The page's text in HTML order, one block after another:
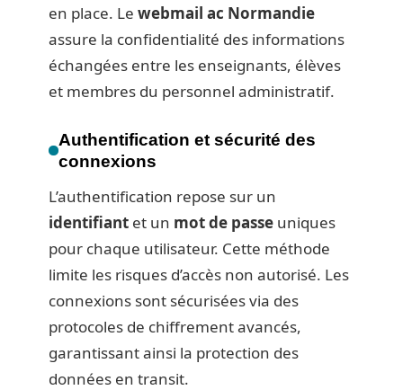
en place. Le webmail ac Normandie
assure la confidentialité des informations
échangées entre les enseignants, élèves
et membres du personnel administratif.
Authentification et sécurité des
connexions
L’authentification repose sur un
identifiant et un mot de passe uniques
pour chaque utilisateur. Cette méthode
limite les risques d’accès non autorisé. Les
connexions sont sécurisées via des
protocoles de chiffrement avancés,
garantissant ainsi la protection des
données en transit.